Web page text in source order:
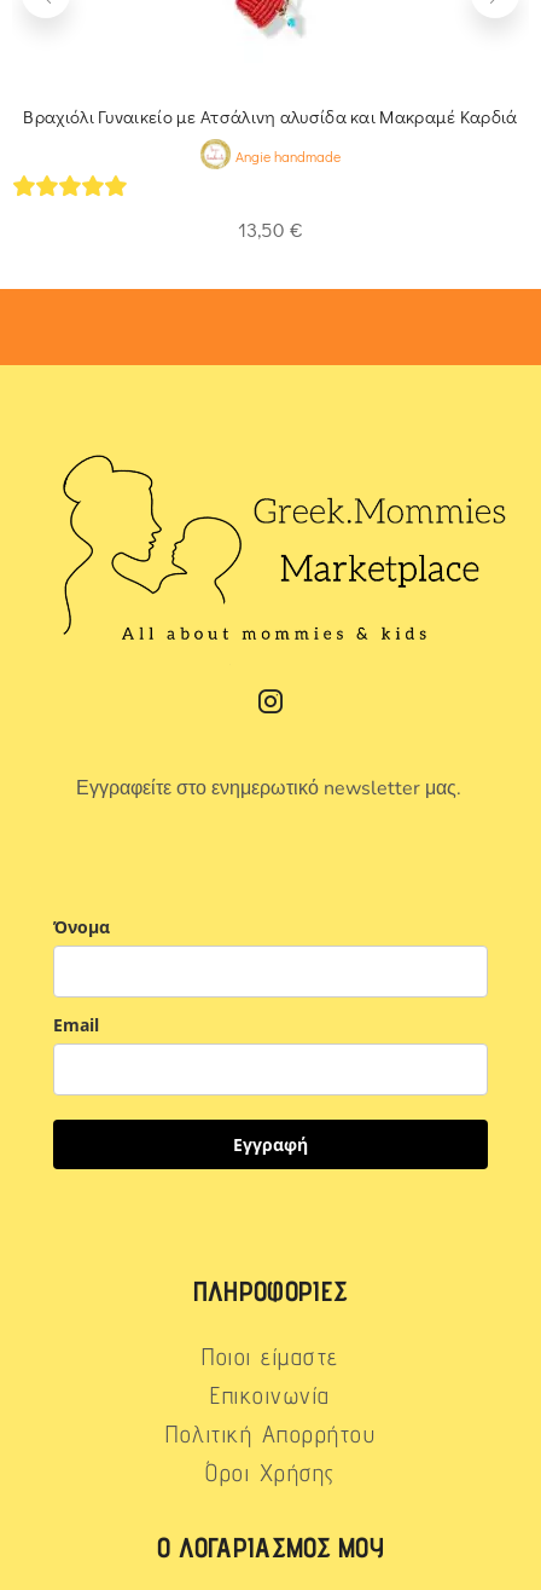
Βραχιόλι Γυναικείο με Ατσάλινη αλυσίδα και Μακραμέ Καρδιά
Angie handmade
13,50 €
Εγγραφείτε στο ενημερωτικό newsletter μας.
Όνομα
Email
Εγγραφή
ΠΛΗΡΟΦΟΡΊΕΣ
Ποιοι είμαστε
Επικοινωνία
Πολιτική Απορρήτου
Όροι Χρήσης
Ο ΛΟΓΑΡΙΑΣΜΌΣ ΜΟΥ